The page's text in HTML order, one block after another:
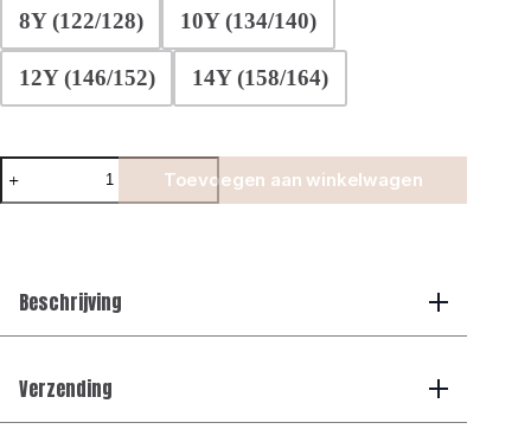
8Y (122/128) 10Y (134/140)
12Y (146/152) 14Y (158/164)
Manilo
Kids
-
Taupe
Toevoegen aan winkelwagen
Beschrijving
Verzending